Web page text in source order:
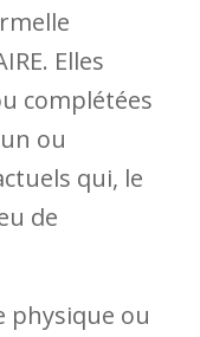
Elles
complétées
ou
qui, le
de
physique ou